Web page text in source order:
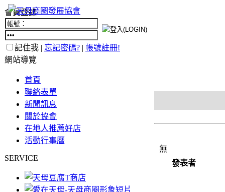
會員登錄
記住我 | 忘記密碼? | 帳號註冊!
網站導覽
首頁
聯絡表單
新聞訊息
關於協會
在地人推薦好店
活動行事曆
SERVICE
無
發表者